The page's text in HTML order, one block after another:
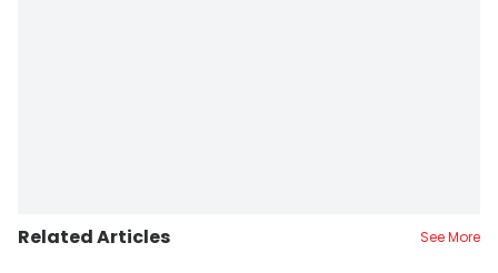
Related Articles See More